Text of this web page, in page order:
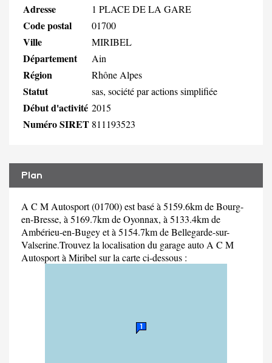
Adresse 1 PLACE DE LA GARE
Code postal 01700
Ville MIRIBEL
Département Ain
Région Rhône Alpes
Statut sas, société par actions simplifiée
Début d'activité 2015
Numéro SIRET 811193523
Plan
A C M Autosport (01700) est basé à 5159.6km de Bourg-
en-Bresse, à 5169.7km de Oyonnax, à 5133.4km de
Ambérieu-en-Bugey et à 5154.7km de Bellegarde-sur-
Valserine.Trouvez la localisation du garage auto A C M
Autosport à Miribel sur la carte ci-dessous :